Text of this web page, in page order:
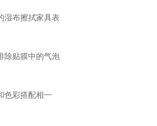
湿布擦拭家具表
除贴膜中的气泡
色彩搭配相一